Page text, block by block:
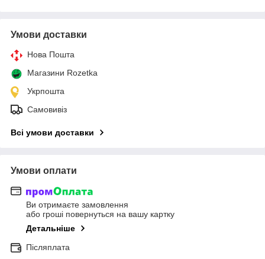
Умови доставки
Нова Пошта
Магазини Rozetka
Укрпошта
Самовивіз
Всі умови доставки
Умови оплати
Ви отримаєте замовлення
або гроші повернуться на вашу картку
Детальніше
Післяплата